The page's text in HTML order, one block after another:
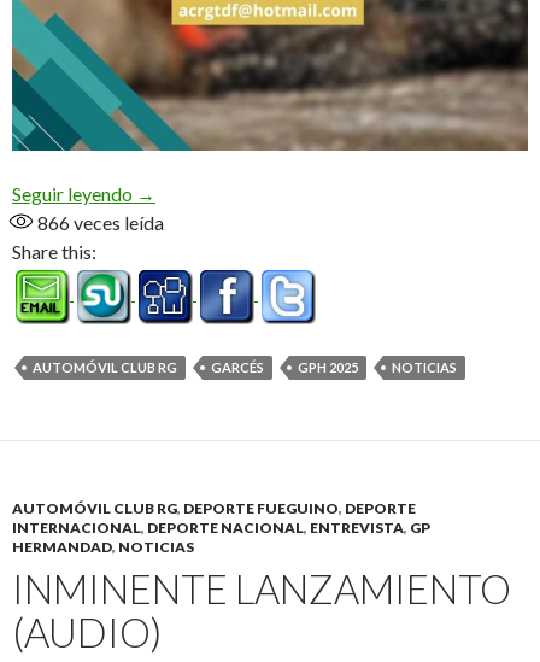
Seguir leyendo Recta final al GPH (Audio)
→
866veces leída
Share this:
AUTOMÓVIL CLUB RG GARCÉS GPH 2025 NOTICIAS
AUTOMÓVIL CLUB RG, DEPORTE FUEGUINO, DEPORTE
INTERNACIONAL, DEPORTE NACIONAL, ENTREVISTA, GP
HERMANDAD, NOTICIAS
INMINENTE LANZAMIENTO
(AUDIO)